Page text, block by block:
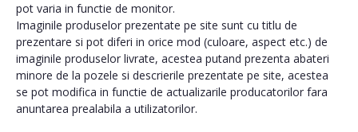
pot varia in functie de monitor.
Imaginile produselor prezentate pe site sunt cu titlu de
prezentare si pot diferi in orice mod (culoare, aspect etc.) de
imaginile produselor livrate, acestea putand prezenta abateri
minore de la pozele si descrierile prezentate pe site, acestea
se pot modifica in functie de actualizarile producatorilor fara
anuntarea prealabila a utilizatorilor.